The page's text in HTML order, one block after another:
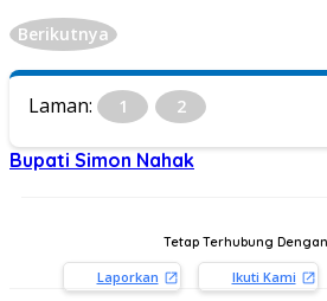
Berikutnya
Laman: 1 2
Bupati Simon Nahak
Tetap Terhubung
Laporkan Ikuti Kami